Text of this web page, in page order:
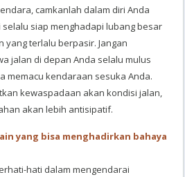
camkanlah dalam diri Anda
siap menghadapi lubang besar
yang terlalu berpasir. Jangan
jalan di depan Anda selalu mulus
memacu kendaraan sesuka Anda.
kewaspadaan akan kondisi jalan,
akan lebih antisipatif.
yang bisa menghadirkan bahaya
hati dalam mengendarai